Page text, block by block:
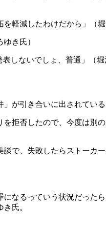
軽減したわけだから」（堀
き氏）
しないでしょ、普通」（堀
が引き合いに出されている
拒否したので、今度は別
で、失敗したらストーカ
なるっていう状況だった
氏。